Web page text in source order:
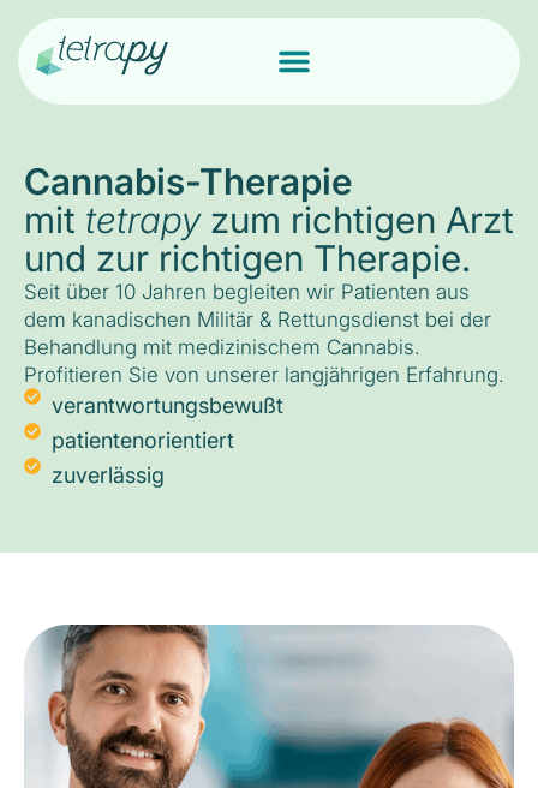
Cannabis-Therapie
mit tetrapyzum richtigen Arzt
und zur richtigen Therapie.
Seit über 10 Jahren begleiten wir Patienten aus
dem kanadischen Militär & Rettungsdienst bei der
Behandlung mit medizinischem Cannabis.
Profitieren Sie von unserer langjährigen Erfahrung.
verantwortungsbewußt
patientenorientiert
zuverlässig